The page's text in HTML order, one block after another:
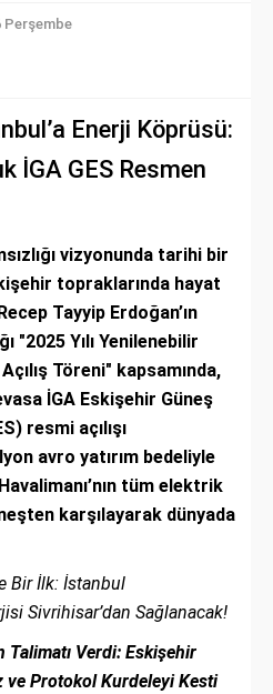
Perşembe
Enerji Köprüsü:
İGA GES Resmen
vizyonunda tarihi bir
topraklarında hayat
Tayyip Erdoğan’ın
"2025 Yılı Yenilenebilir
Töreni" kapsamında,
İGA Eskişehir Güneş
resmi açılışı
avro yatırım bedeliyle
tüm elektrik
karşılayarak dünyada
Bir İlk: İstanbul
Sivrihisar’dan Sağlanacak!
Talimatı Verdi: Eskişehir
Protokol Kurdeleyi Kesti